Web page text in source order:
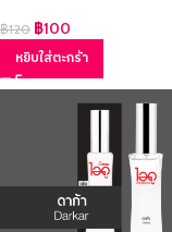
฿120 ฿100
หยิบใส่ตะกร้า